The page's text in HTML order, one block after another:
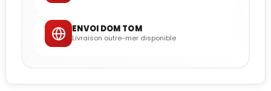
ENVOI DOM TOM
Livraison outre-mer disponible